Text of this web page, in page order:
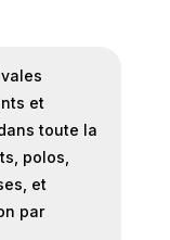
et
toute la
polos,
et
par